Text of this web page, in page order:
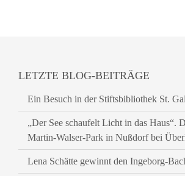
LETZTE BLOG-BEITRÄGE
Ein Besuch in der Stiftsbibliothek St.
„Der See schaufelt Licht in das Haus“.
Martin-Walser-Park in Nußdorf bei
Lena Schätte gewinnt den Ingeborg-